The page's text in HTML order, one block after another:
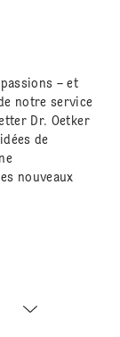
– et
notre service
Dr. Oetker
de
nouveaux